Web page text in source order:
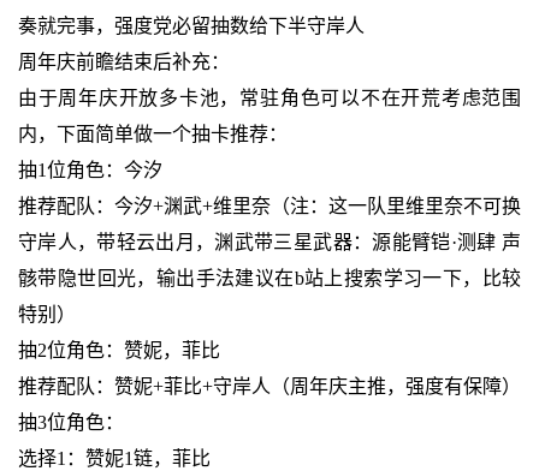
奏就完事，强度党必留抽数给下半守岸人
周年庆前瞻结束后补充：
由于周年庆开放多卡池，常驻角色可以不在开荒考虑范围
内，下面简单做一个抽卡推荐：
抽1位角色：今汐
推荐配队：今汐+渊武+维里奈（注：这一队里维里奈不可换
守岸人，带轻云出月，渊武带三星武器：源能臂铠·测肆 声
骸带隐世回光，输出手法建议在b站上搜索学习一下，比较
特别）
抽2位角色：赞妮，菲比
推荐配队：赞妮+菲比+守岸人（周年庆主推，强度有保障）
抽3位角色：
选择1：赞妮1链，菲比